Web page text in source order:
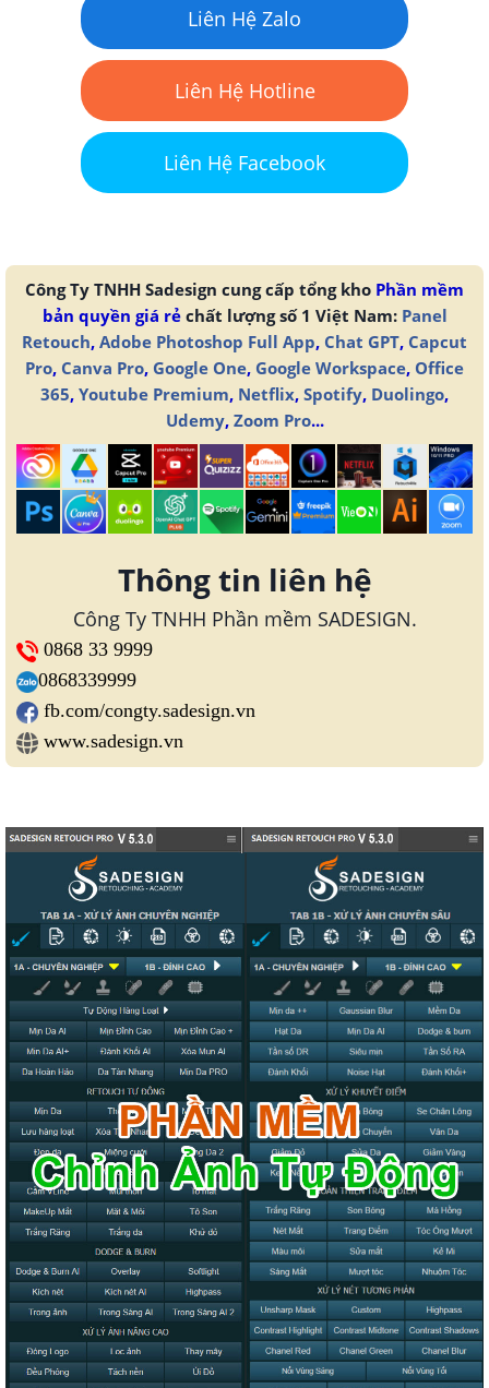
Liên Hệ Zalo
Liên Hệ Hotline
Liên Hệ Facebook
Công Ty TNHH Sadesign cung cấp tổng kho Phần mềm
bản quyền giá rẻchất lượng số 1 Việt Nam: Panel
Retouch, Adobe Photoshop Full App, Chat GPT, Capcut
Pro, Canva Pro, Google One, Google Workspace, Office
365, Youtube Premium, Netflix, Spotify, Duolingo,
Udemy, Zoom Pro...
Thông tin liên hệ
Công Ty TNHH Phần mềm SADESIGN.
0868 33 9999
0868339999
fb.com/congty.sadesign.vn
www.sadesign.vn